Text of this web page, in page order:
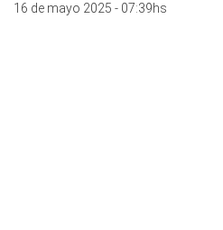
16 de mayo 2025 - 07:39hs